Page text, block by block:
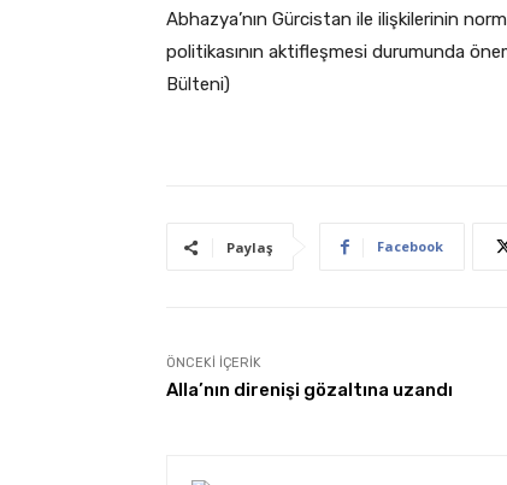
Abhazya’nın Gürcistan ile ilişkilerinin
politikasının aktifleşmesi durumunda
Bülteni)
Paylaş Facebook
ÖNCEKI İÇERIK
Alla’nın direnişi gözaltına uzandı